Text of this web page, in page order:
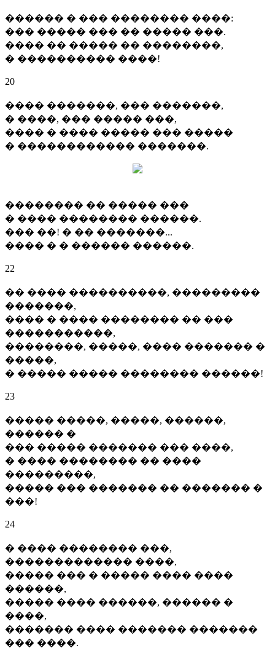
������ � ��� �������� ����:
��� ����� ��� �� ����� ���.
���� �� ����� �� ��������,
� ���������� ����!
20
���� �������, ��� �������,
� ����, ��� ����� ���,
���� � ���� ����� ��� �����
� ������������ �������.
�������� �� ����� ���
� ���� �������� ������.
��� ��! � �� �������...
���� � � ������ ������.
22
�� ���� ����������, ���������
�������,
���� � ���� �������� �� ���
�����������,
��������, �����, ���� ������� �
�����,
� ����� ����� �������� ������!
23
����� �����, �����, ������,
������ �
��� ����� ������� ��� ����,
� ���� �������� �� ����
���������,
����� ��� ������� �� ������� �
���!
24
� ���� �������� ���,
������������� ����,
����� ��� � ����� ���� ����
������,
����� ���� ������, ������ �
����,
������� ���� ������� �������
��� ����.